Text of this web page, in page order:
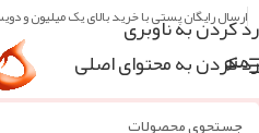
رد کردن به ناوبری
رد کردن به محتوای اصلی
ارسال رایگان پستی با خرید بالای یک میلیون و
منو